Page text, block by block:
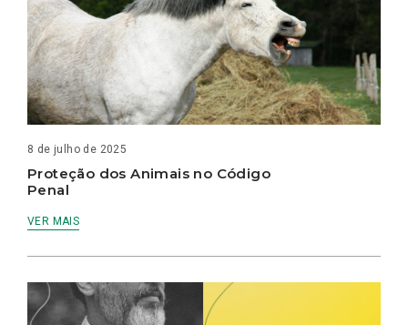
8 de julho de 2025
Proteção dos Animais no Código
Penal
VER MAIS